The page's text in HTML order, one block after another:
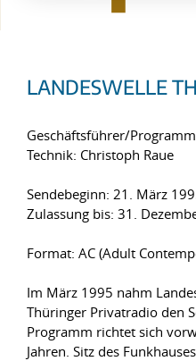
LANDESWELLE
Geschäftsführer/
Technik: Christoph Raue
Sendebeginn: 21. März
Zulassung bis: 31.
Format: AC (Adult
Im März 1995 nahm
Thüringer Privatradio den
Programm richtet sich
Jahren. Sitz des